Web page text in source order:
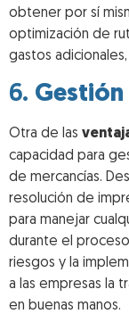
obtener por sí
optimización de
gastos
6.
Otra de las
capacidad para
de mercancías.
resolución de
para manejar
durante el
riesgos y la
a las empresas la
en buenas manos.